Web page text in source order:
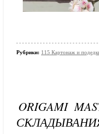
Рубрики: 115 Картонаж и
ORIGAMI